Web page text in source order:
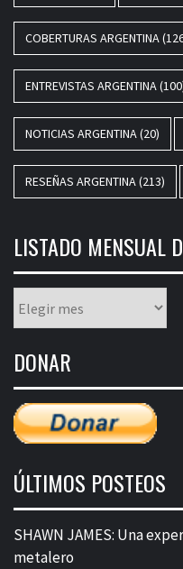
COBERTURAS ARGENTINA
ENTREVISTAS ARGENTINA
NOTICIAS ARGENTINA(20)
RESEÑAS ARGENTINA(213)
LISTADO MENSUAL
mensual
entradas
DONAR
ÚLTIMOS POSTEOS
SHAWN JAMES: Una
metalero